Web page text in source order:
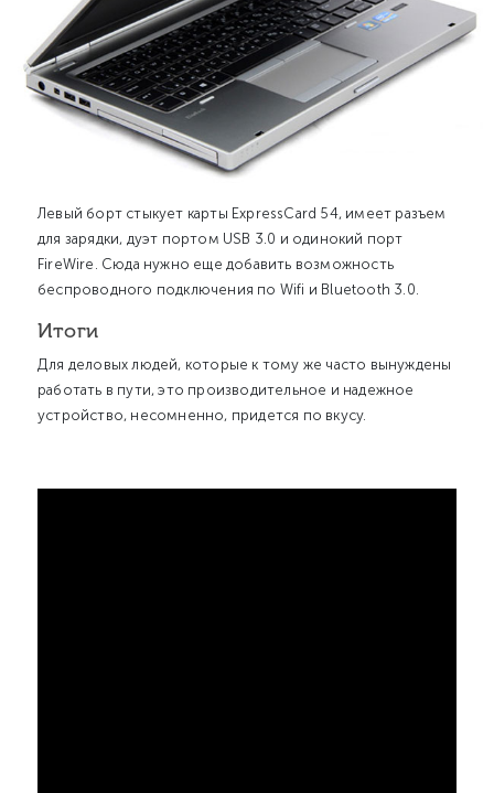
Левый борт стыкует карты ExpressCard 54, имеет разъем
для зарядки, дуэт портом USB 3.0 и одинокий порт
FireWire. Сюда нужно еще добавить возможность
беспроводного подключения по Wifi и Bluetooth 3.0.
Итоги
Для деловых людей, которые к тому же часто вынуждены
работать в пути, это производительное и надежное
устройство, несомненно, придется по вкусу.